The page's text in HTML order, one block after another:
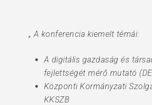
„ A konferencia kiemelt témái:
A digitális gazdaság és
fejlettségét mérő mutató
Központi Kormányzati
KKSZB